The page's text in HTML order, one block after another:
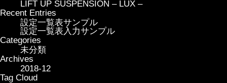
LIFT UP SUSPENSION – LUX –
Recent Entries
設定一覧表サンプル
設定一覧表入力サンプル
Categories
未分類
Archives
2018-12
Tag Cloud